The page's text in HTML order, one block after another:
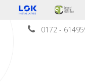
0172 -